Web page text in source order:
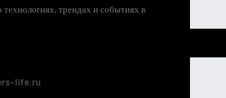
технологиях, трендах и событиях в
life.ru